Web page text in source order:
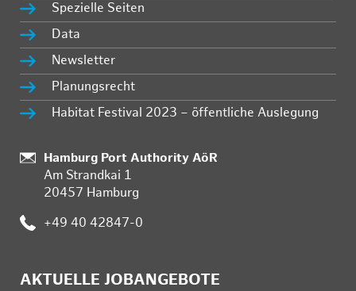
Spezielle Seiten
Data
Newsletter
Planungsrecht
Habitat Festival 2023 – öffentliche Auslegung
Standort:
Hamburg Port Authority AöR
Am Strandkai 1
20457 Hamburg
Telefon:
+49 40 42847-0
AKTUELLE JOBANGEBOTE